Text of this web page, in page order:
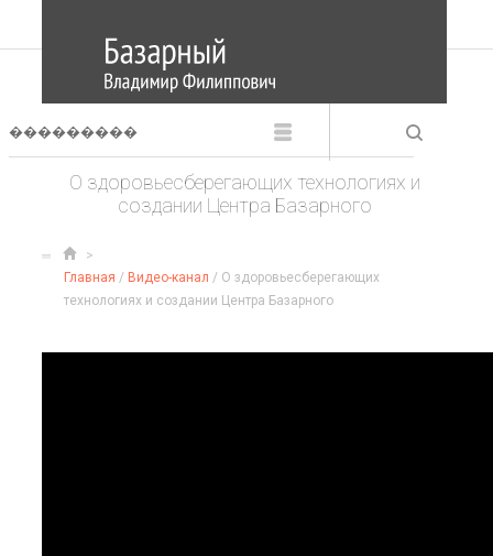
О здоровьесберегающих технологиях и
создании Центра Базарного
Главная / Видео-канал / О здоровьесберегающих
технологиях и создании Центра Базарного